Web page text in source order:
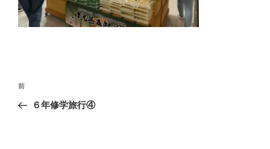
投
ナ
前
の
前
６年修学旅行④